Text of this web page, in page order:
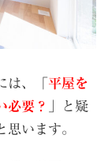
、「 平屋を
必要？
」と疑
います。